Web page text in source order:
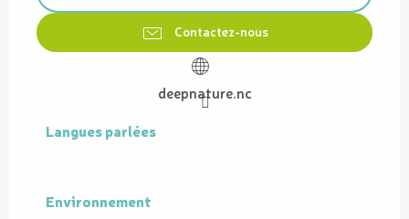
Contactez-nous
deepnature.nc
Langues parlées
Langues parlées
Environnement
Environnement